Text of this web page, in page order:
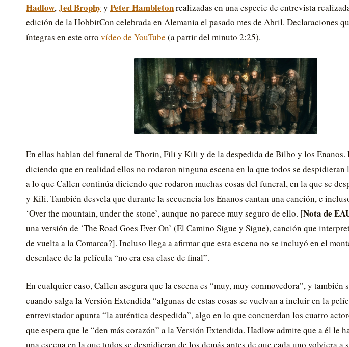
Hadlow,Jed Brophy y Peter Hambletonrealizadas en una especie de entrevista
edición de la HobbitCon celebrada en Alemania el pasado mes de Abril. Declaraciones
íntegras en este otro vídeo de YouTube (a partir del minuto 2:25).
En ellas hablan del funeral de Thorin, Fili y Kili y de la despedida de Bilbo y los Enanos.
diciendo que en realidad ellos no rodaron ninguna escena en la que todos se despidieran
a lo que Callen continúa diciendo que rodaron muchas cosas del funeral, en la que se
y Kili. También desvela que durante la secuencia los Enanos cantan una canción, e
‘Over the mountain, under the stone’, aunque no parece muy seguro de ello. [Nota de
una versión de ‘The Road Goes Ever On’ (El Camino Sigue y Sigue), canción que
de vuelta a la Comarca?]. Incluso llega a afirmar que esta escena no se incluyó en el
desenlace de la película “no era esa clase de final”.
En cualquier caso, Callen asegura que la escena es “muy, muy conmovedora”, y también
cuando salga la Versión Extendida “algunas de estas cosas se vuelvan a incluir en la
entrevistador apunta “la auténtica despedida”, algo en lo que concuerdan los cuatro
que espera que le “den más corazón” a la Versión Extendida. Hadlow admite que a él le
una escena en la que todos se despidieran de los demás antes de que cada uno volviera a